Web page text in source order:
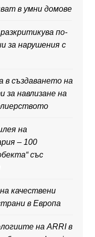
в умни домове
по-
за нарушения с
в създаването на
навлизане на
на
– 100
със
качествени
в Европа
на ARRI в